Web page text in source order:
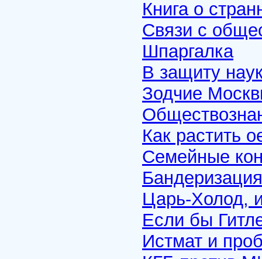
Книга о
Связи с
Шпаргалка
В защиту
Зодчие
Как растить
Семейные
Царь-Холод,
Если бы
Истмат и